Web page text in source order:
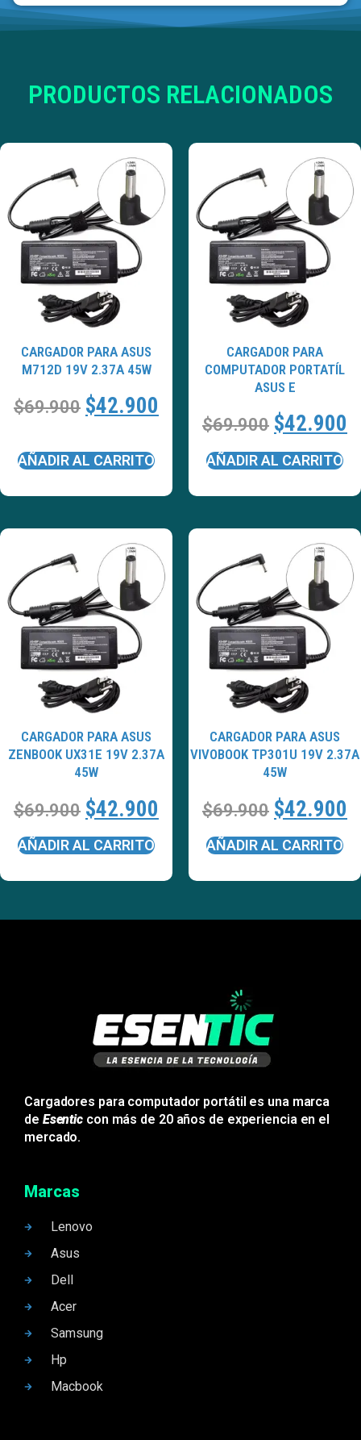
PRODUCTOS RELACIONADOS
CARGADOR PARA ASUS
M712D 19V 2.37A 45W
$69.900 $42.900
AÑADIR AL CARRITO
CARGADOR PARA
COMPUTADOR PORTATÍL
ASUS E
$69.900 $42.900
AÑADIR AL CARRITO
CARGADOR PARA ASUS
ZENBOOK UX31E 19V 2.37A
45W
$69.900 $42.900
AÑADIR AL CARRITO
CARGADOR PARA ASUS
VIVOBOOK TP301U 19V 2.37A
45W
$69.900 $42.900
AÑADIR AL CARRITO
Cargadores para computador portátil es una marca
de Esentic con más de 20 años de experiencia en el
mercado.
Marcas
Lenovo
Asus
Dell
Acer
Samsung
Hp
Macbook